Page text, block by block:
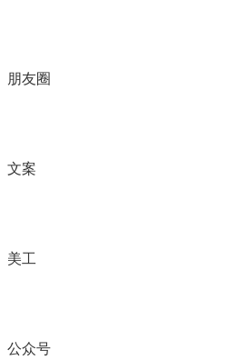
朋友圈
文案
美工
公众号